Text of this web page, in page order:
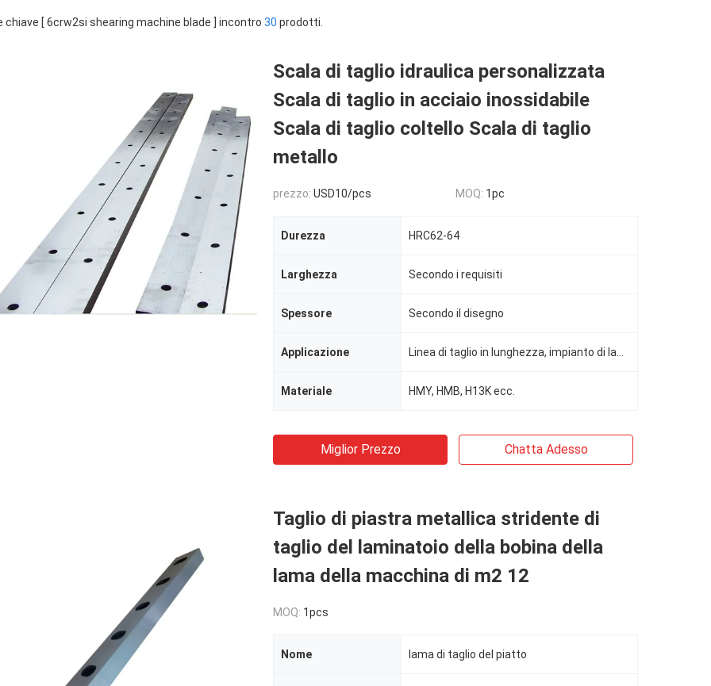
chiave [ 6crw2si shearing machine blade ] incontro 30 prodotti.
Scala di taglio idraulica personalizzata
Scala di taglio in acciaio inossidabile
Scala di taglio coltello Scala di taglio
metallo
prezzo: USD10/pcs MOQ: 1pc
Durezza HRC62-64
Larghezza Secondo i requisiti
Spessore Secondo il disegno
Applicazione
Materiale HMY, HMB, H13K ecc.
Miglior Prezzo Chatta Adesso
Taglio di piastra metallica stridente di
taglio del laminatoio della bobina della
lama della macchina di m2 12
MOQ: 1pcs
Nome lama di taglio del piatto